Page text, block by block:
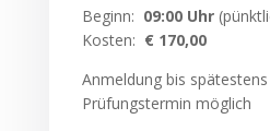
Beginn: 09:00 Uhr
Kosten: € 170,00
Anmeldung bis
Prüfungstermin möglich